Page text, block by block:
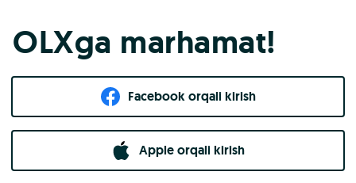
OLXga marhamat!
Facebook orqali kirish​
Apple orqali kirish